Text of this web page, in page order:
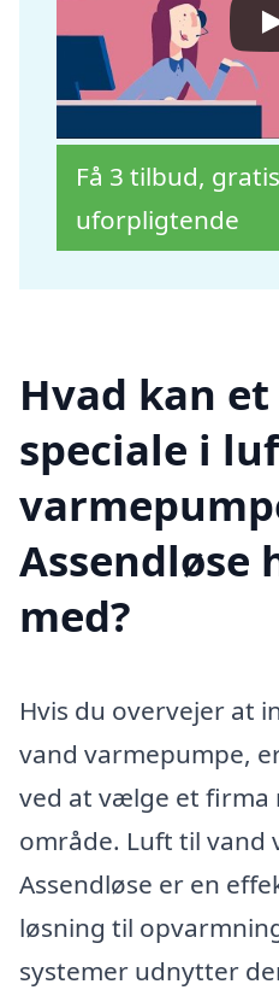
Få 3 tilbud,
uforpligtende
Hvad kan
speciale i
Assendløse
med?
Hvis du overvejer at
vand varmepumpe,
ved at vælge et firma
område. Luft til vand
Assendløse er en
løsning til
systemer udnytter